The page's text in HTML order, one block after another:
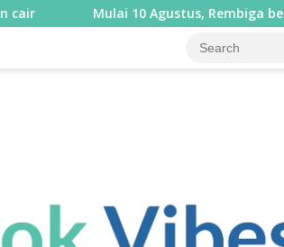
Mulai 10 Agustus, Rembiga berlakukan